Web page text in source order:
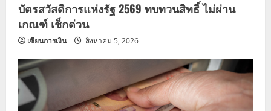
บัตรสวัสดิการแห่งรัฐ 2569 ทบทวนสิทธิ์ ไม่ผ่าน
เกณฑ์ เช็กด่วน
เซียนการเงิน สิงหาคม 5, 2026